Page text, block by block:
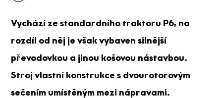
Vychází ze standardního traktoru P6, na
rozdíl od něj je však vybaven silnější
převodovkou a jinou košovou nástavbou.
Stroj vlastní konstrukce s dvourotorovým
sečením umístěným mezi nápravami.